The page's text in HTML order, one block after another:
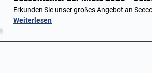
Erkunden Sie unser großes Angebot an
Weiterlesen